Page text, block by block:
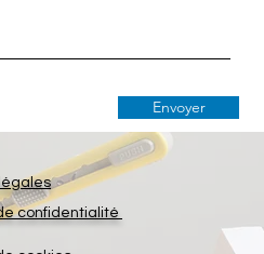
Envoyer
confidentialité